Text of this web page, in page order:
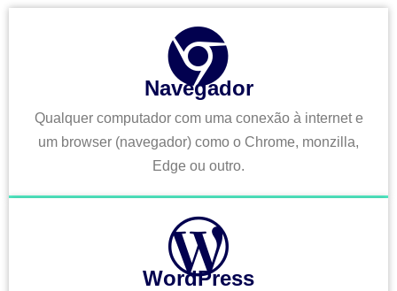
Navegador
Qualquer computador com uma conexão à internet e
um browser (navegador) como o Chrome, monzilla,
Edge ou outro.
WordPress